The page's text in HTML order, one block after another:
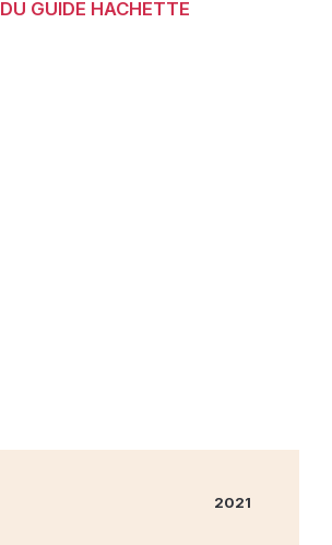
DU GUIDE HACHETTE
2021